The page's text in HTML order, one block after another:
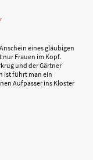
eines gläubigen
nur Frauen im Kopf.
und der Gärtner
ist führt man ein
Aufpasser ins Kloster